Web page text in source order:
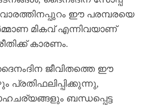
ഈ പരമ്പരയെ
മികവ് എന്നിവയാണ്
കാരണം.
ജീവിതത്തെ ഈ
പ്രതിഫലിപ്പിക്കുന്നു,
ബന്ധപ്പെട്ട